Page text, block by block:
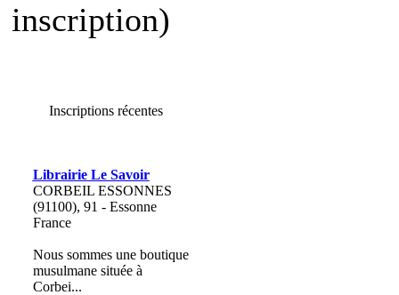
inscription)
Inscriptions récentes
Librairie Le Savoir
CORBEIL ESSONNES
(91100), 91 - Essonne
France
Nous sommes une boutique
musulmane située à
Corbei...